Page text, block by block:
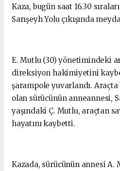
Kaza, bugün saat 16.30
Sarışeyh Yolu çıkışında
E. Mutlu (30) yönetimindeki
direksiyon hakimiyetini
şarampole yuvarlandı.
olan sürücünün anneannesi,
yaşındaki Ç. Mutlu, araçtan
hayatını kaybetti.
Kazada, sürücünün annesi A.